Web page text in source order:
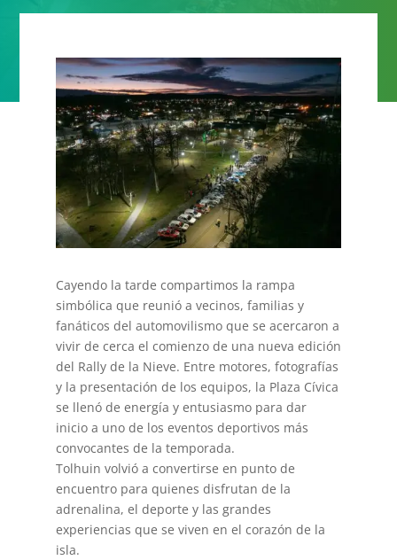
Cayendo la tarde compartimos la rampa
simbólica que reunió a vecinos, familias y
fanáticos del automovilismo que se acercaron a
vivir de cerca el comienzo de una nueva edición
del Rally de la Nieve. Entre motores, fotografías
y la presentación de los equipos, la Plaza Cívica
se llenó de energía y entusiasmo para dar
inicio a uno de los eventos deportivos más
convocantes de la temporada.
Tolhuin volvió a convertirse en punto de
encuentro para quienes disfrutan de la
adrenalina, el deporte y las grandes
experiencias que se viven en el corazón de la
isla.